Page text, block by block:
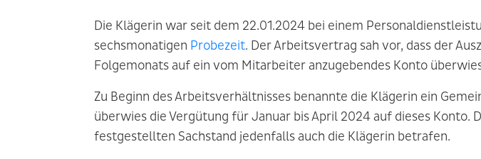
Die Klägerin war seit dem 22.01.2024 bei einem
sechsmonatigen Probezeit. Der Arbeitsvertrag sah vor, dass der
Folgemonats auf ein vom Mitarbeiter anzugebendes Konto
Zu Beginn des Arbeitsverhältnisses benannte die Klägerin ein
überwies die Vergütung für Januar bis April 2024 auf dieses Konto.
festgestellten Sachstand jedenfalls auch die Klägerin betrafen.